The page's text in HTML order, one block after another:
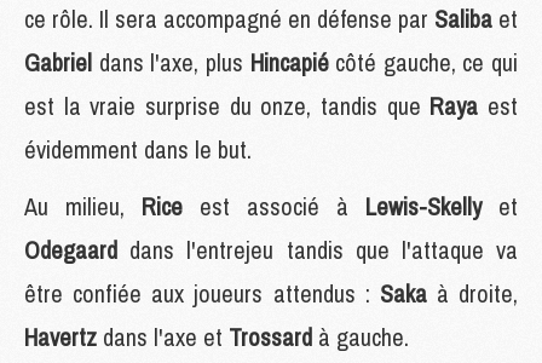
ce rôle. Il sera accompagné en défense par Saliba et
Gabriel dans l'axe, plus Hincapié côté gauche, ce qui
est la vraie surprise du onze, tandis que Raya est
évidemment dans le but.
Au milieu, Rice est associé à Lewis-Skellyet
Odegaard dans l'entrejeu tandis que l'attaque va
être confiée aux joueurs attendus : Saka à droite,
Havertz dans l'axe et Trossard à gauche.